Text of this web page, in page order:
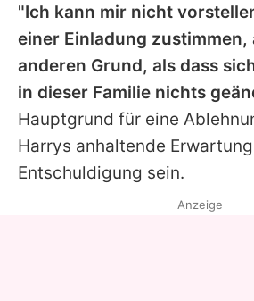
"Ich kann mir nicht
einer Einladung zustimmen,
anderen Grund, als dass
in dieser Familie nichts
Hauptgrund für eine
Harrys anhaltende
Entschuldigung sein.
Anzeige